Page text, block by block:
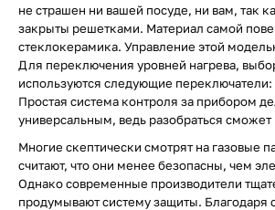
не страшен ни вашей посуде, ни вам, так
закрыты решетками. Материал самой
стеклокерамика. Управление этой
Для переключения уровней нагрева,
используются следующие
Простая система контроля за прибором
универсальным, ведь разобраться сможет
Многие скептически смотрят на газовые
считают, что они менее безопасны, чем
Однако современные производители
продумывают систему защиты. Благодаря